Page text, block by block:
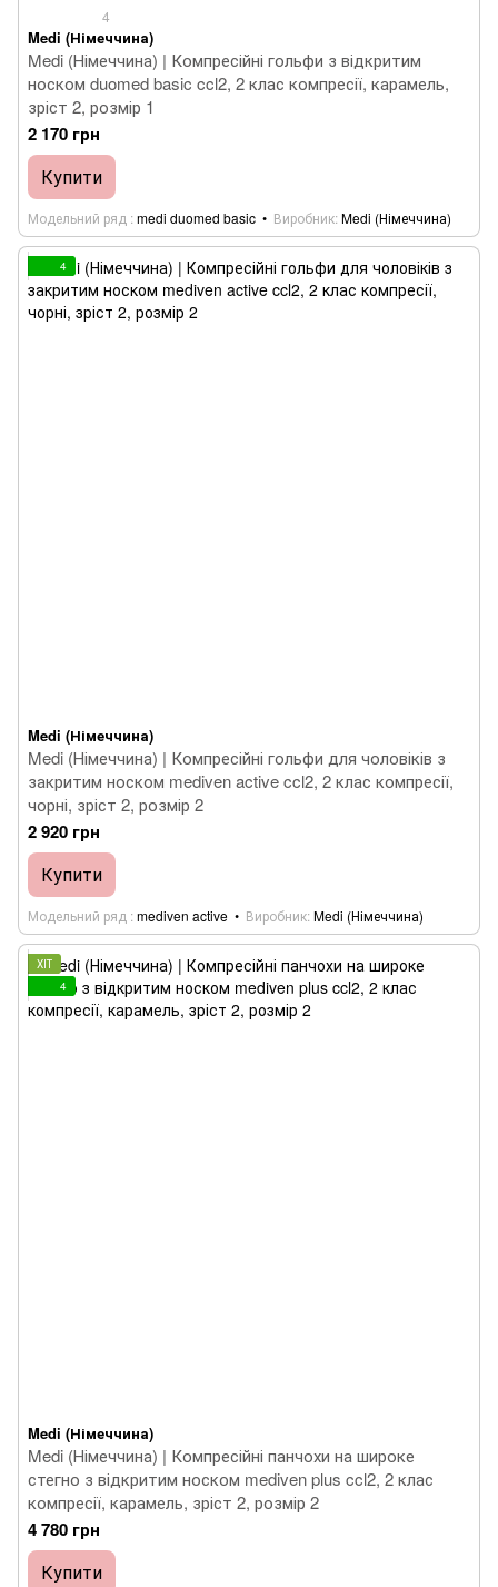
4
Medi (Німеччина)
Medi (Німеччина) | Компресійні гольфи з відкритим
носком duomed basic ccl2, 2 клас компресії, карамель,
зріст 2, розмір 1
2 170 грн
Купити
Модельний ряд medi duomed basic Виробник Medi (Німеччина)
4
Medi (Німеччина)
Medi (Німеччина) | Компресійні гольфи для чоловіків з
закритим носком mediven active ccl2, 2 клас компресії,
чорні, зріст 2, розмір 2
2 920 грн
Купити
Модельний ряд mediven active Виробник Medi (Німеччина)
ХІТ
4
Medi (Німеччина)
Medi (Німеччина) | Компресійні панчохи на широке
стегно з відкритим носком mediven plus ccl2, 2 клас
компресії, карамель, зріст 2, розмір 2
4 780 грн
Купити